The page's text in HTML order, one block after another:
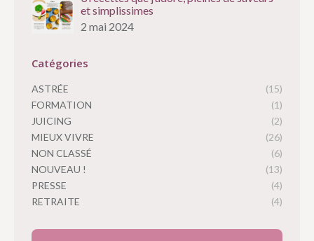
et simplissimes
2 mai 2024
Catégories
ASTRÉE
(15)
FORMATION
(1)
JUICING
(2)
MIEUX VIVRE
(26)
NON CLASSÉ
(6)
NOUVEAU !
(13)
PRESSE
(4)
RETRAITE
(4)